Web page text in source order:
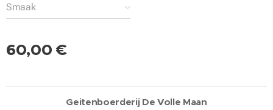
Smaak
60,00 €
Geitenboerderij De Volle Maan